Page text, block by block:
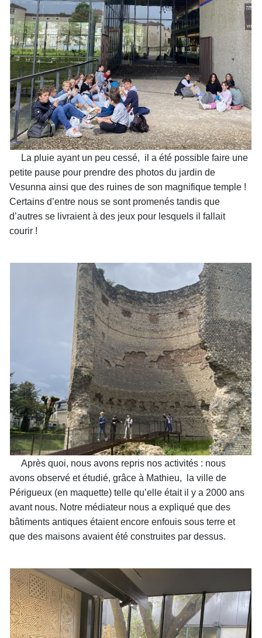
La pluie ayant un peu cessé, il a été possible faire une
petite pause pour prendre des photos du jardin de
Vesunna ainsi que des ruines de son magnifique temple !
Certains d’entre nous se sont promenés tandis que
d’autres se livraient à des jeux pour lesquels il fallait
courir !
Après quoi, nous avons repris nos activités : nous
avons observé et étudié, grâce à Mathieu, la ville de
Périgueux (en maquette) telle qu’elle était il y a 2000 ans
avant nous. Notre médiateur nous a expliqué que des
bâtiments antiques étaient encore enfouis sous terre et
que des maisons avaient été construites par dessus.